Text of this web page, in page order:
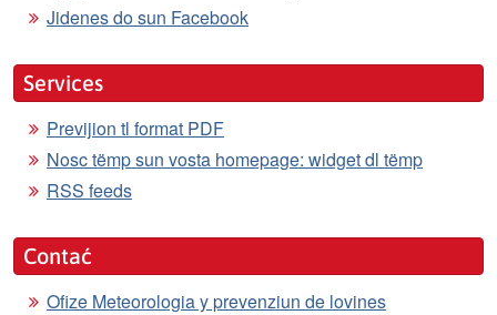
Jidenes do sun Facebook
Services
Previjion tl format PDF
Nosc tëmp sun vosta homepage: widget dl tëmp
RSS feeds
Contać
Ofize Meteorologia y prevenziun de lovines